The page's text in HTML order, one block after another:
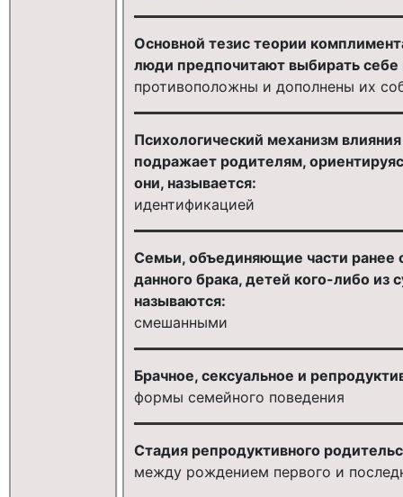
Основной тезис теории
люди предпочитают выбирать себе
противоположны и дополнены их
Психологический механизм
подражает родителям,
они, называется:
идентификацией
Семьи, объединяющие части
данного брака, детей кого-либо из
называются:
смешанными
Брачное, сексуальное и
формы семейного поведения
Стадия репродуктивного
между рождением первого и